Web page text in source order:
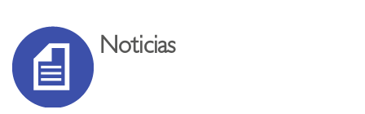
Noticias